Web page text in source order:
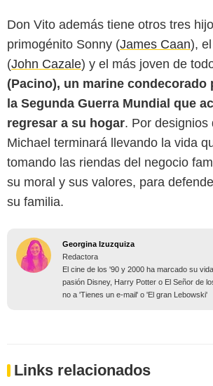
Don Vito además tiene otros tres
primogénito Sonny (James Caan),
(John Cazale) y el más joven de
(Pacino), un marine condecorado
la Segunda Guerra Mundial que
regresar a su hogar. Por designios
Michael terminará llevando la vida
tomando las riendas del negocio
su moral y sus valores, para
su familia.
Georgina Izuzquiza
Redactora
El cine de los '90 y 2000 ha marcado su
pasión Disney, Harry Potter o El Señor de
no a 'Tienes un e-mail' o 'El gran Lebowski'
Links relacionados